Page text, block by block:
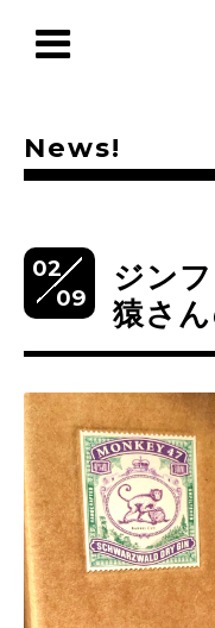
News!
02
09
ジン
猿さ